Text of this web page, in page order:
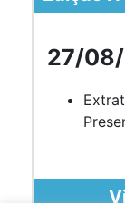
27/